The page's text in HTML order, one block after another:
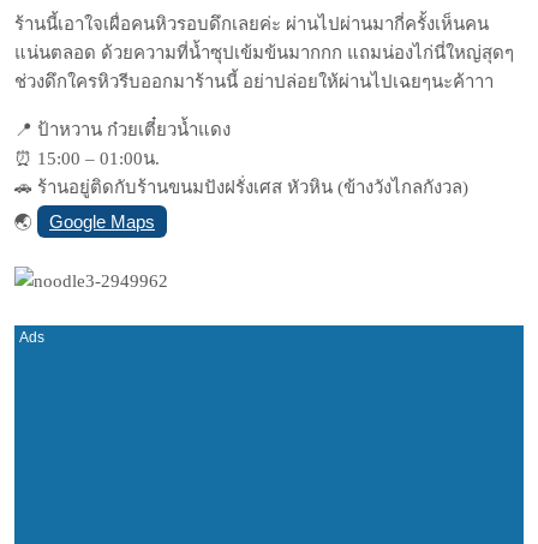
ร้านนี้เอาใจเผื่อคนหิวรอบดึกเลยค่ะ ผ่านไปผ่านมากี่ครั้งเห็นคน
แน่นตลอด ด้วยความที่น้ำซุปเข้มข้นมากกก แถมน่องไก่นี่ใหญ่สุดๆ
ช่วงดึกใครหิวรีบออกมาร้านน ี้ อย่าปล่อยให้ผ่านไปเฉยๆนะค้าาา
📍 ป้าหวาน ก๋วยเตี๋ยวน้ำแดง
⏰ 15:00 – 01:00น.
🚗 ร้านอยู่ติดกับร้านขนมปังฝรั่งเศส หัวหิน (ข้างวังไกลกังวล)
🌏
Google Maps